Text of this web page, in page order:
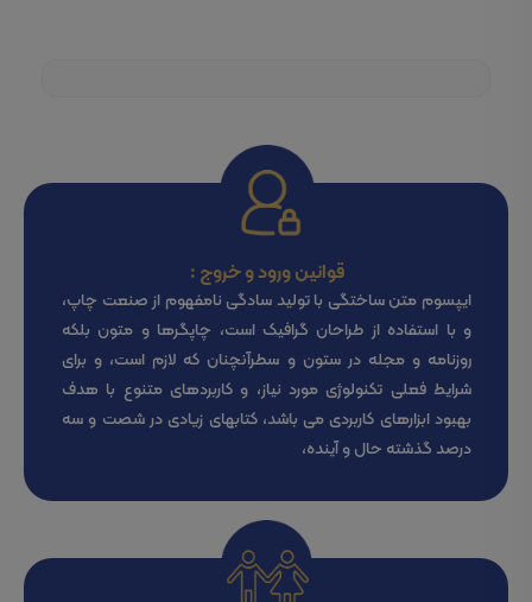
قوانین ورود و خروج :
ایپسوم متن ساختگی با تولید سادگی نامفهوم از صنعت چاپ،
و با استفاده از طراحان گرافیک است، چاپگرها و متون بلکه
روزنامه و مجله در ستون و سطرآنچنان که لازم است، و برای
شرایط فعلی تکنولوژی مورد نیاز، و کاربردهای متنوع با هدف
بهبود ابزارهای کاربردی می باشد، کتابهای زیادی در شصت و سه
درصد گذشته حال و آینده،